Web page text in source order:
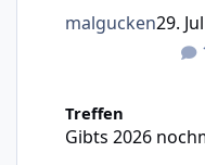
malgucken29. Jul
Treffen
Gibts 2026